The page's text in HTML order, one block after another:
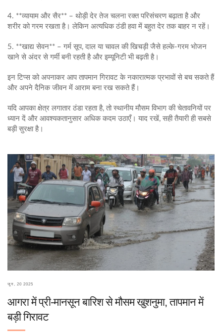
4. **व्यायाम और सैर** – थोड़ी देर तेज चलना रक्त परिसंचरण बढ़ाता है और
शरीर को गरम रखता है। लेकिन अत्यधिक ठंडी हवा में बहुत देर तक बाहर न रहें।
5. **खाद्य सेवन** – गर्म सूप, दाल या चावल की खिचड़ी जैसे हल्के-गरम भोजन
खाने से अंदर से गर्मी बनी रहती है और इम्यूनिटी भी बढ़ती है।
इन टिप्स को अपनाकर आप तापमान गिरावट के नकारात्मक प्रभावों से बच सकते हैं
और अपने दैनिक जीवन में आराम बना रख सकते हैं।
यदि आपका क्षेत्र लगातार ठंडा रहता है, तो स्थानीय मौसम विभाग की चेतावनियों पर
ध्यान दें और आवश्यकतानुसार अधिक कदम उठाएँ। याद रखें, सही तैयारी ही सबसे
बड़ी सुरक्षा है।
जून, 20 2025
आगरा में प्री-मानसून बारिश से मौसम खुशनुमा, तापमान में
बड़ी गिरावट